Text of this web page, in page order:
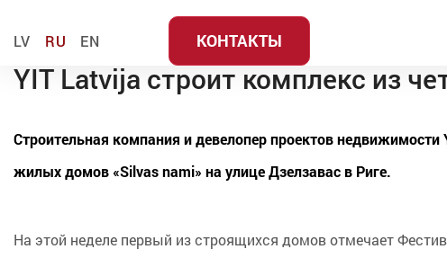
LV RU EN КОНТАКТЫ
YIT Latvija строит комплекс из
Строительная компания и девелопер проектов
жилых домов «Silvas nami» на улице Дзелзавас в Риге.
На этой неделе первый из строящихся домов отмечает